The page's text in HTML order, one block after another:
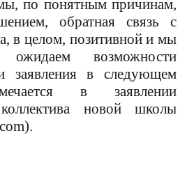
по понятным причинам,
обратная связь с
в целом, позитивной и мы
возможности
заявления в следующем
в заявлении
коллектива новой школы